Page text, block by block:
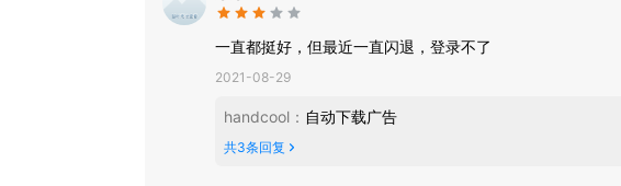
软件内反馈：更多-用户反馈
微信公众号：kdjz114
一直都挺好，但最近一直闪退，登录不了
2021-08-29
handcool ： 自动下载广告
共3条回复